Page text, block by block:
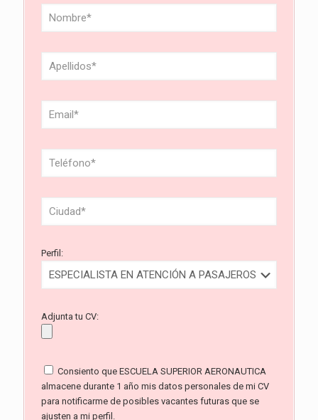
Perfil:
Adjunta tu CV:
Consiento que ESCUELA SUPERIOR AERONAUTICA
almacene durante 1 año mis datos personales de mi CV
para notificarme de posibles vacantes futuras que se
ajusten a mi perfil.